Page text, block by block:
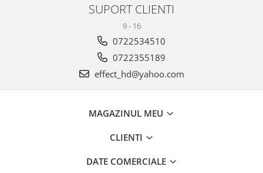
SUPORT CLIENTI
9 - 16
0722534510
0722355189
effect_hd@yahoo.com
MAGAZINUL MEU
CLIENTI
DATE COMERCIALE